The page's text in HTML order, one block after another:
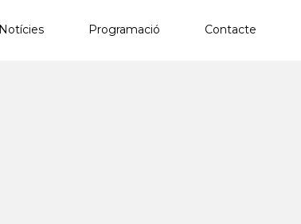
Notícies Programació Contacte